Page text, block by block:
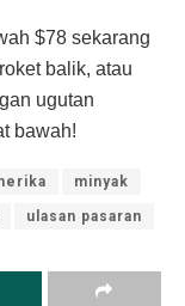
$78 sekarang
balik, atau
ugutan
bawah!
minyak
ulasan pasaran